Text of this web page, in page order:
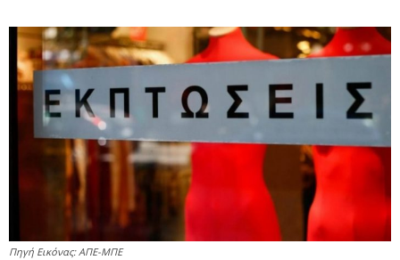
Πηγή Εικόνας: ΑΠΕ-ΜΠΕ